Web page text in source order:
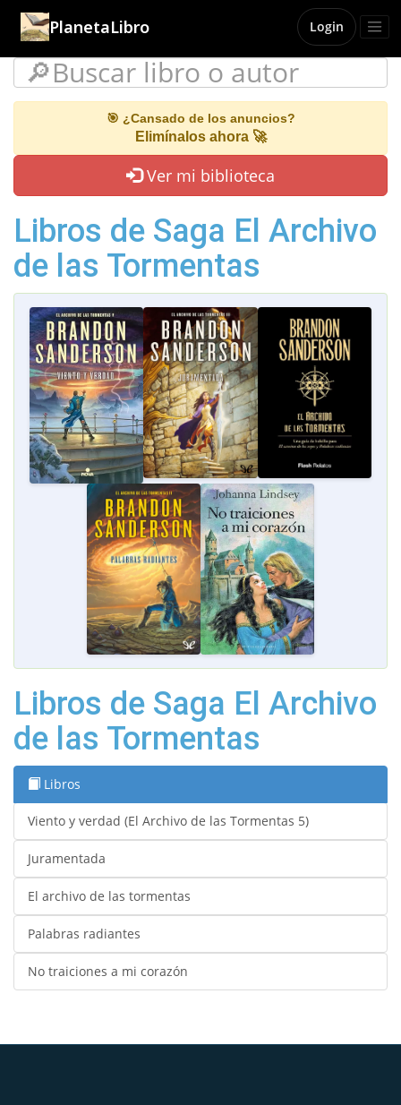
PlanetaLibro Login
🎯 ¿Cansado de los anuncios?
Elimínalos ahora 🚀
Ver mi biblioteca
Libros de Saga El Archivo
de las Tormentas
Libros de Saga El Archivo
de las Tormentas
Libros
Viento y verdad (El Archivo de las Tormentas 5)
Juramentada
El archivo de las tormentas
Palabras radiantes
No traiciones a mi corazón